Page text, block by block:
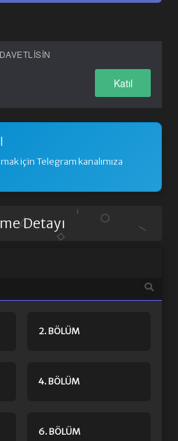
Katıl
için Telegram kanalımıza
Detayı
2. BÖLÜM
4. BÖLÜM
6. BÖLÜM